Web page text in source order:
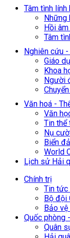
Tâm tình lính
Những
Hồi
Tâm
Nghiên cứu
Giáo
Khoa
Người
Văn hoá -
Văn
Tin thể
Nụ
Biển
World
Lịch sử Hải
Chính trị
Tin tức
Bộ đội
Bảo
Quốc phòng
Quân